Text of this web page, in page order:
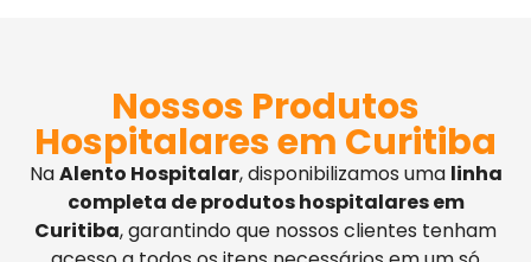
Nossos Produtos
Hospitalares em Curitiba
NaAlento Hospitalar, disponibilizamos uma linha
completa de produtos hospitalares em
Curitiba, garantindo que nossos clientes tenham